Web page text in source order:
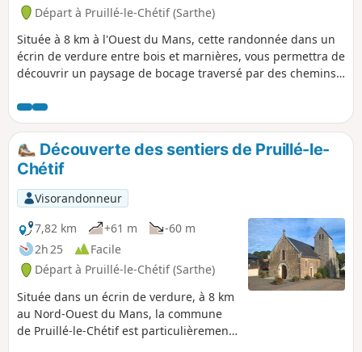
Départ à Pruillé-le-Chétif (Sarthe)
Située à 8 km à l'Ouest du Mans, cette randonnée dans un
écrin de verdure entre bois et marnières, vous permettra de
découvrir un paysage de bocage traversé par des chemins
sentiers balisés de la commune, il emprunte
l'incontournable sentier botanique balisé en Fuchsia (3,5
km), ainsi que des portions d'un autre sentier balisé en
Bleu.Découverte des sentiers de Pruillé-le-
Chétif
Visorandonneur
7,82 km
+61 m
-60 m
2h 25
Facile
Départ à Pruillé-le-Chétif (Sarthe)
Située dans un écrin de verdure, à 8 km
au Nord-Ouest du Mans, la commune
de Pruillé-le-Chétif est particulièrement